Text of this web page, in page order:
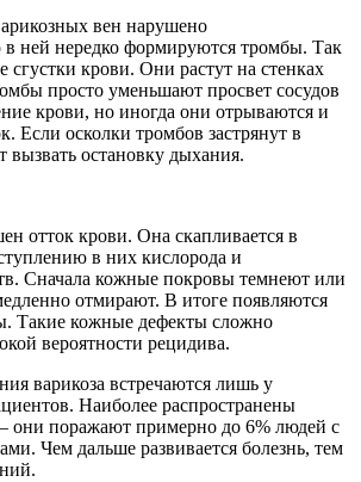
вен нарушено
в ней нередко формируются тромбы. Так
сгустки крови. Они растут на стенках
просто уменьшают просвет сосудов
крови, но иногда они отрываются и
Если осколки тромбов застрянут в
вызвать остановку дыхания.
отток крови. Она скапливается в
в них кислорода и
Сначала кожные покровы темнеют или
отмирают. В итоге появляются
Такие кожные дефекты сложно
вероятности рецидива.
варикоза встречаются лишь у
Наиболее распространены
они поражают примерно до 6% людей с
Чем дальше развивается болезнь, тем